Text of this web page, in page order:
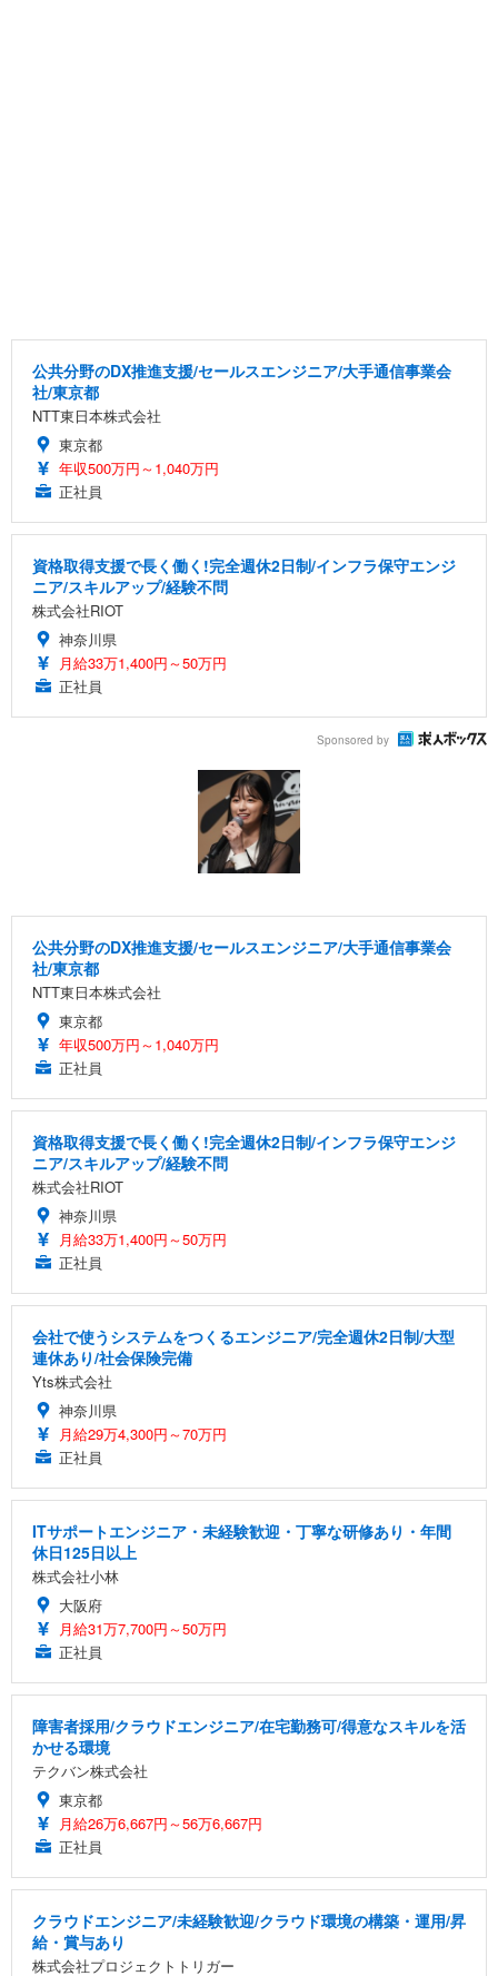
公共分野のDX推進支援/セールスエンジニア/大手通信事業会
社/東京都
NTT東日本株式会社
東京都
年収500万円～1,040万円
正社員
資格取得支援で長く働く!完全週休2日制/インフラ保守エンジ
ニア/スキルアップ/経験不問
株式会社RIOT
神奈川県
月給33万1,400円～50万円
正社員
Sponsored by
公共分野のDX推進支援/セールスエンジニア/大手通信事業会
社/東京都
NTT東日本株式会社
東京都
年収500万円～1,040万円
正社員
資格取得支援で長く働く!完全週休2日制/インフラ保守エンジ
ニア/スキルアップ/経験不問
株式会社RIOT
神奈川県
月給33万1,400円～50万円
正社員
会社で使うシステムをつくるエンジニア/完全週休2日制/大型
連休あり/社会保険完備
Yts株式会社
神奈川県
月給29万4,300円～70万円
正社員
ITサポートエンジニア・未経験歓迎・丁寧な研修あり・年間
休日125日以上
株式会社小林
大阪府
月給31万7,700円～50万円
正社員
障害者採用/クラウドエンジニア/在宅勤務可/得意なスキルを活
かせる環境
テクバン株式会社
東京都
月給26万6,667円～56万6,667円
正社員
クラウドエンジニア/未経験歓迎/クラウド環境の構築・運用/昇
給・賞与あり
株式会社プロジェクトトリガー